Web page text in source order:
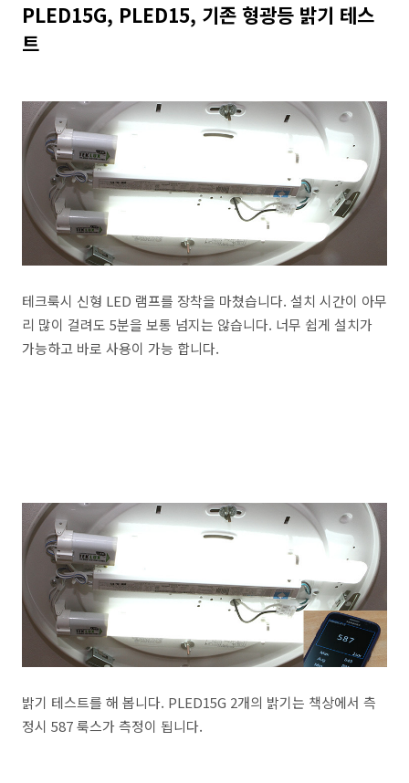
PLED15G, PLED15, 기존 형광등 밝기 테스
트
테크룩시 신형 LED 램프를 장착을 마쳤습니다. 설치 시간이 아무
리 많이 걸려도 5분을 보통 넘지는 않습니다. 너무 쉽게 설치가
가능하고 바로 사용이 가능 합니다.
밝기 테스트를 해 봅니다. PLED15G 2개의 밝기는 책상에서 측
정시 587 룩스가 측정이 됩니다.